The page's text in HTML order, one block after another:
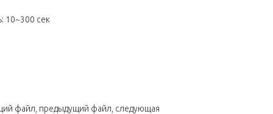
10~300 сек
файл, предыдущий файл, следующая